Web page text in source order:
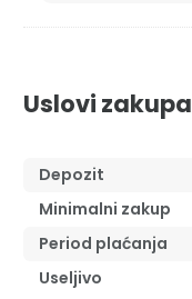
Uslovi zakupa
Depozit
Minimalni zakup
Period plaćanja
Useljivo